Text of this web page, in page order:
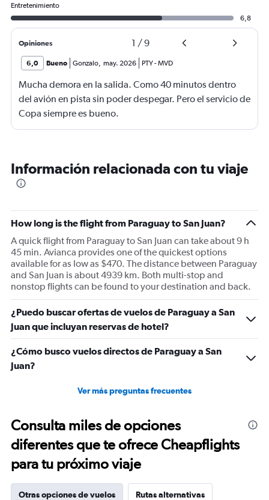
Entretenimiento
6,8
Opiniones 1 /9
6,0 Bueno Gonzalo may. 2026 PTY-MVD
Mucha demora en la salida. Como 40 minutos dentro
del avión en pista sin poder despegar. Pero el servicio de
Copa siempre es bueno.
Información relacionada con tu viaje
How long is the flight from Paraguay to San Juan?
A quick flight from Paraguay to San Juan can take about 9 h
45 min. Avianca provides one of the quickest options
available for as low as $470. The distance between Paraguay
and San Juan is about 4939 km. Both multi-stop and
nonstop flights can be found to your destination and back.
¿Puedo buscar ofertas de vuelos de Paraguay a San
Juan que incluyan reservas de hotel?
¿Cómo busco vuelos directos de Paraguay a San
Juan?
Ver más preguntas frecuentes
Consulta miles de opciones
diferentes que te ofrece Cheapflights
para tu próximo viaje
Otras opciones de vuelos Rutas alternativas